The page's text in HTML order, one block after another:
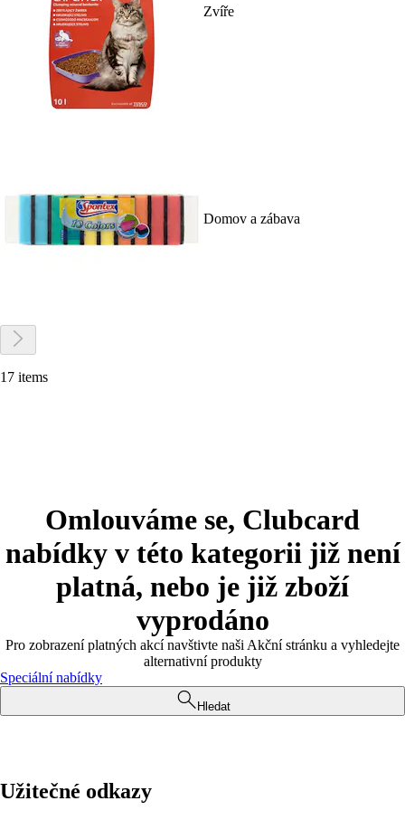
Zvíře
Domov a zábava
17 items
Omlouváme se, Clubcard
nabídky v této kategorii již není
platná, nebo je již zboží
vyprodáno
Pro zobrazení platných akcí navštivte naši Akční stránku a vyhledejte
alternativní produkty
Speciální nabídky
Hledat
Užitečné odkazy